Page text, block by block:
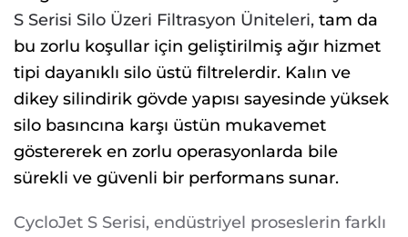
S Serisi Silo Üzeri Filtrasyon Üniteleri, tam da
bu zorlu koşullar için geliştirilmiş ağır hizmet
tipi dayanıklı silo üstü filtrelerdir. Kalın ve
dikey silindirik gövde yapısı sayesinde yüksek
silo basıncına karşı üstün mukavemet
göstererek en zorlu operasyonlarda bile
sürekli ve güvenli bir performans sunar.
CycloJet S Serisi, endüstriyel proseslerin farklı